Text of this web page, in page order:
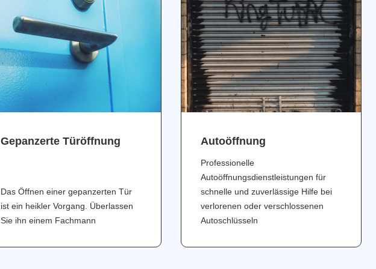
Gepanzerte Türöffnung
Das Öffnen einer gepanzerten Tür
ist ein heikler Vorgang. Überlassen
Sie ihn einem Fachmann
Аutoöffnung
Professionelle
Autoöffnungsdienstleistungen für
schnelle und zuverlässige Hilfe bei
verlorenen oder verschlossenen
Autoschlüsseln